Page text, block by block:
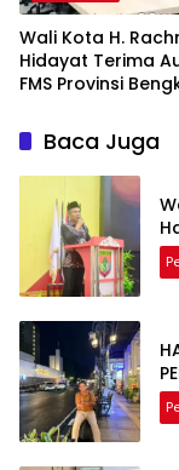
Wali Kota H.
Hidayat Terima
FMS Provinsi
Baca Juga